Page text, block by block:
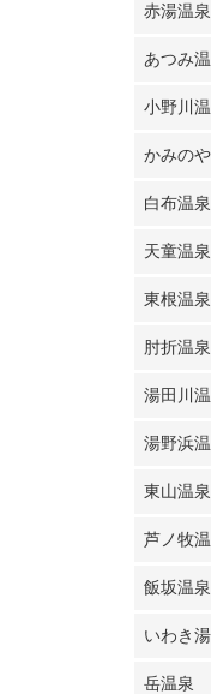
赤湯温泉
あつみ
小野川
かみの
白布温泉
天童温泉
東根温泉
肘折温泉
湯田川
湯野浜
東山温泉
芦ノ牧
飯坂温泉
いわき
岳温泉